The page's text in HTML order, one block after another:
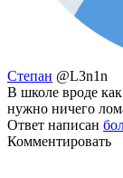
Степан @L3n1n
В школе вроде
нужно ничего
Ответ написан
Комментировать